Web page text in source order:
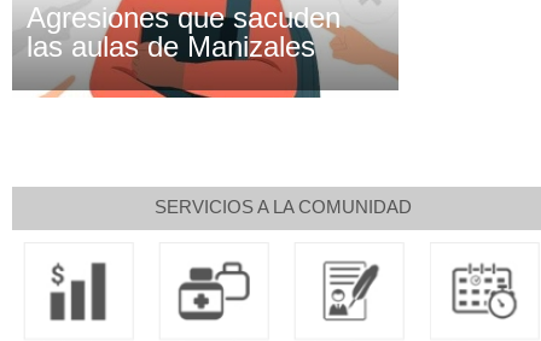
Agresiones que sacuden
las aulas de Manizales
SERVICIOS A LA COMUNIDAD